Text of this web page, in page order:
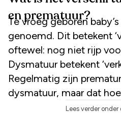
en prematuur?
Te vroeg geboren
genoemd. Dit betekent
oftewel: nog niet rijp
Dysmatuur betekent
Regelmatig zijn
dysmatuur, maar dat
Lees verder